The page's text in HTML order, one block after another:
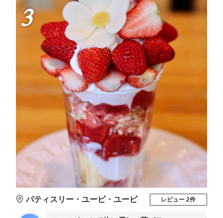
3
パティスリー・ユーピ・ユーピ レビュー 2件